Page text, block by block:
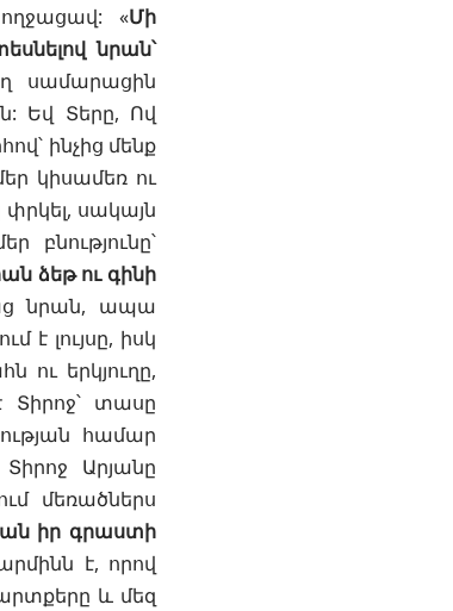
«Մի
նրան՝
սամարացին
Եվ Տերը, Ով
ինչից մենք
կիսամեռ ու
սակայն
բնությունը՝
ձեթ ու գինի
նրան, ապա
է լույսը, իսկ
ու երկյուղը,
տասը
համար
Արյանը
մեռածներս
իր գրաստի
է, որով
և մեզ